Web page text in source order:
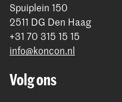
Spuiplein 150
2511 DG Den Haag
+31 70 315 15 15
info@koncon.nl
Volg ons